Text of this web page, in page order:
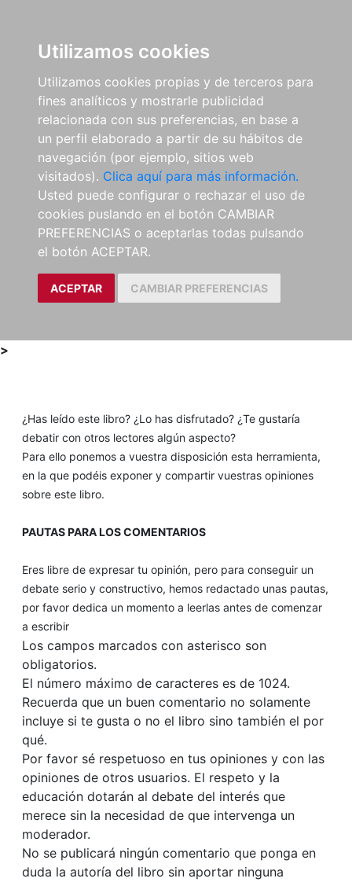
Utilizamos cookies
Utilizamos cookies propias y de terceros para
fines analíticos y mostrarle publicidad
relacionada con sus preferencias, en base a
un perfil elaborado a partir de su hábitos de
navegación (por ejemplo, sitios web
visitados). Clica aquí para más información.
Usted puede configurar o rechazar el uso de
cookies puslando en el botón CAMBIAR
PREFERENCIAS o aceptarlas todas pulsando
el botón ACEPTAR.
ACEPTAR CAMBIAR PREFERENCIAS
>
¿Has leído este libro? ¿Lo has disfrutado? ¿Te gustaría
debatir con otros lectores algún aspecto?
Para ello ponemos a vuestra disposición esta herramienta,
en la que podéis exponer y compartir vuestras opiniones
sobre este libro.
PAUTAS PARA LOS COMENTARIOS
Eres libre de expresar tu opinión, pero para conseguir un
debate serio y constructivo, hemos redactado unas pautas,
por favor dedica un momento a leerlas antes de comenzar
a escribir
Los campos marcados con asterisco son
obligatorios.
El número máximo de caracteres es de 1024.
Recuerda que un buen comentario no solamente
incluye si te gusta o no el libro sino también el por
qué.
Por favor sé respetuoso en tus opiniones y con las
opiniones de otros usuarios. El respeto y la
educación dotarán al debate del interés que
merece sin la necesidad de que intervenga un
moderador.
No se publicará ningún comentario que ponga en
duda la autoría del libro sin aportar ninguna